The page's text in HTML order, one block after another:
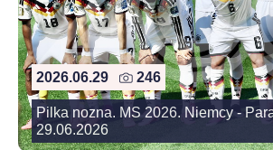
2026.06.29 246
Pilka nozna. MS 2026. Niemcy -
29.06.2026